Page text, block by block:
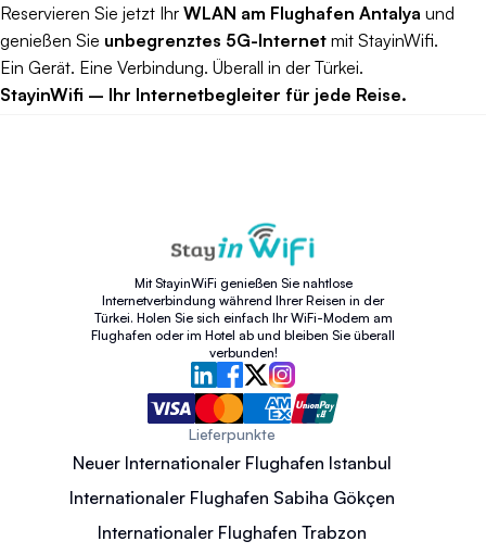
Reservieren Sie jetzt Ihr WLAN am Flughafen Antalya und
genießen Sie unbegrenztes 5G-Internet mit StayinWifi.
Ein Gerät. Eine Verbindung. Überall in der Türkei.
StayinWifi – Ihr Internetbegleiter für jede Reise.
Mit StayinWiFi genießen Sie nahtlose
Internetverbindung während Ihrer Reisen in der
Türkei. Holen Sie sich einfach Ihr WiFi-Modem am
Flughafen oder im Hotel ab und bleiben Sie überall
verbunden!
Lieferpunkte
Neuer Internationaler Flughafen Istanbul
Internationaler Flughafen Sabiha Gökçen
Internationaler Flughafen Trabzon